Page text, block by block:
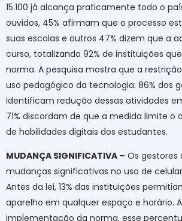
15.100 já alcança praticamente todo o
ouvidos, 45% afirmam que o processo
suas escolas e outros 47% dizem que a
curso, totalizando 92% de instituições
norma. A pesquisa mostra que a
uso pedagógico da tecnologia: 86% dos
identificam redução dessas atividades
71% discordam de que a medida limite o
de habilidades digitais dos estudantes.
MUDANÇA SIGNIFICATIVA – Os gestores
mudanças significativas no uso de
Antes da lei, 13% das instituições
aparelho em qualquer espaço e horário.
implementação da norma, esse